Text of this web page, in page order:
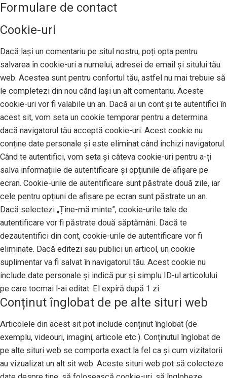
Formulare de contact
Cookie-uri
Dacă lași un comentariu pe situl nostru, poți opta pentru
salvarea în cookie-uri a numelui, adresei de email și sitului tău
web. Acestea sunt pentru confortul tău, astfel nu mai trebuie să
le completezi din nou când lași un alt comentariu. Aceste
cookie-uri vor fi valabile un an. Dacă ai un cont și te autentifici în
acest sit, vom seta un cookie temporar pentru a determina
dacă navigatorul tău acceptă cookie-uri. Acest cookie nu
conține date personale și este eliminat când închizi navigatorul.
Când te autentifici, vom seta și câteva cookie-uri pentru a-ți
salva informațiile de autentificare și opțiunile de afișare pe
ecran. Cookie-urile de autentificare sunt păstrate două zile, iar
cele pentru opțiuni de afișare pe ecran sunt păstrate un an.
Dacă selectezi „Ține-mă minte”, cookie-urile tale de
autentificare vor fi păstrate două săptămâni. Dacă te
dezautentifici din cont, cookie-urile de autentificare vor fi
eliminate. Dacă editezi sau publici un articol, un cookie
suplimentar va fi salvat în navigatorul tău. Acest cookie nu
include date personale și indică pur și simplu ID-ul articolului
pe care tocmai l-ai editat. El expiră după 1 zi.
Conținut înglobat de pe alte situri web
Articolele din acest sit pot include conținut înglobat (de
exemplu, videouri, imagini, articole etc.). Conținutul înglobat de
pe alte situri web se comporta exact la fel ca și cum vizitatorii
au vizualizat un alt sit web. Aceste situri web pot să colecteze